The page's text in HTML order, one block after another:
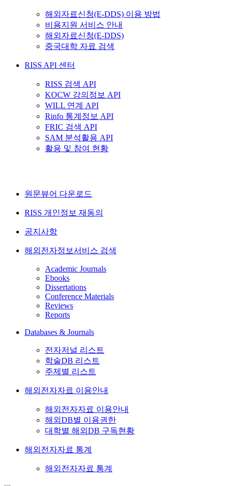
해외자료신청(E-DDS) 이용 방법
비용지원 서비스 안내
해외자료신청(E-DDS)
중국대학 자료 검색
RISS API 센터
RISS 검색 API
KOCW 강의정보 API
WILL 연계 API
Rinfo 통계정보 API
FRIC 검색 API
SAM 분석활용 API
활용 및 참여 현황
원문뷰어 다운로드
RISS 개인정보 재동의
공지사항
해외전자정보서비스 검색
Academic Journals
Ebooks
Dissertations
Conference Materials
Reviews
Reports
Databases & Journals
전자저널 리스트
학술DB 리스트
주제별 리스트
해외전자자료 이용안내
해외전자자료 이용안내
해외DB별 이용권한
대학별 해외DB 구독현황
해외전자자료 통계
해외전자자료 통계